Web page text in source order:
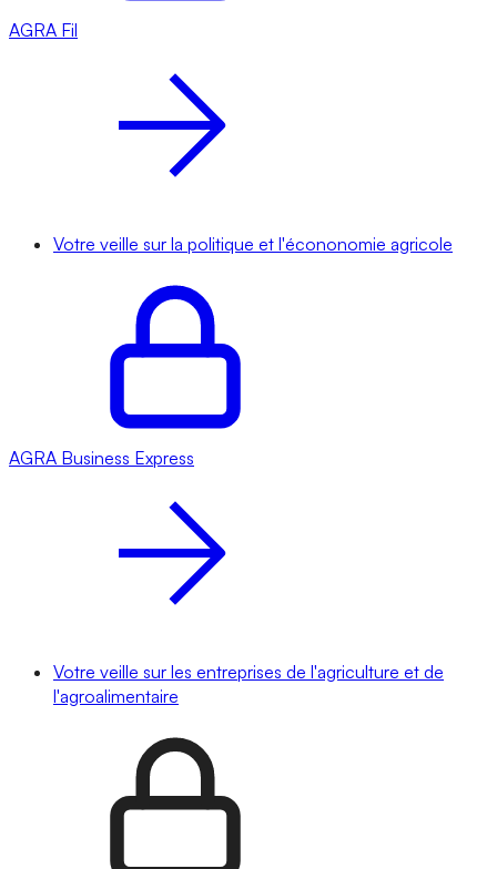
AGRA Fil
Votre veille sur la politique et l'écononomie agricole
AGRA Business Express
Votre veille sur les entreprises de l'agriculture et de
l'agroalimentaire